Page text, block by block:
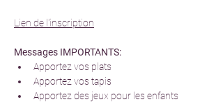
Lien de l'inscription
Messages IMPORTANTS:
Apportez vos plats
Apportez vos tapis
Apportez des jeux pour les enfants